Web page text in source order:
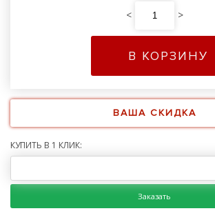
< >
В КОРЗИНУ
ВАША СКИДКА
КУПИТЬ В 1 КЛИК:
Заказать